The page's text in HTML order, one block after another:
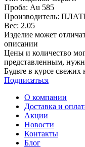
Проба: Au 585
Производитель:
Вес: 2.05
Изделие может
описании
Цены и количество
представленным,
Будьте в курсе
Подписаться
О компании
Доставка и
Акции
Новости
Контакты
Блог